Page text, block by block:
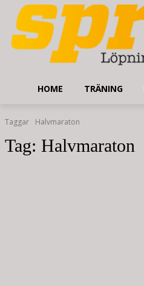
HOME TRÄNING
Taggar Halvmaraton
Tag: Halvmaraton